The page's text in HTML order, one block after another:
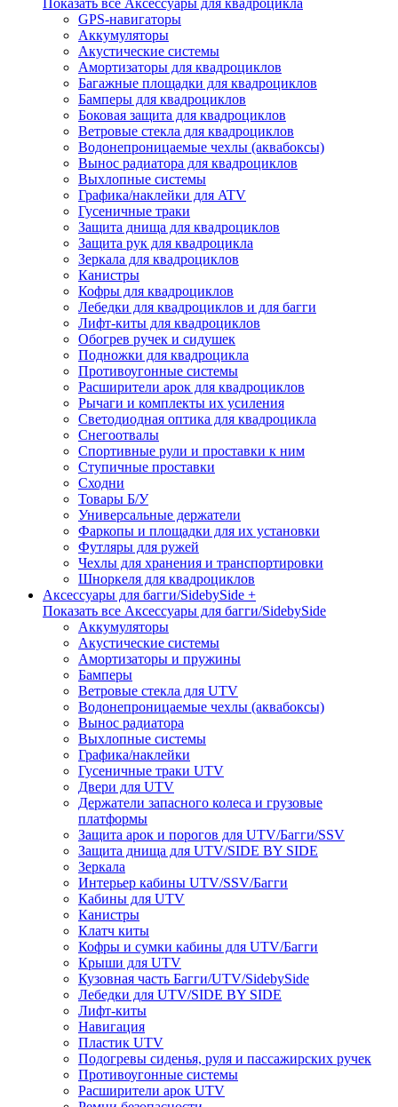
Показать все Аксессуары для квадроцикла
GPS-навигаторы
Аккумуляторы
Акустические системы
Амортизаторы для квадроциклов
Багажные площадки для квадроциклов
Бамперы для квадроциклов
Боковая защита для квадроциклов
Ветровые стекла для квадроциклов
Водонепроницаемые чехлы (аквабоксы)
Вынос радиатора для квадроциклов
Выхлопные системы
Графика/наклейки для ATV
Гусеничные траки
Защита днища для квадроциклов
Защита рук для квадроцикла
Зеркала для квадроциклов
Канистры
Кофры для квадроциклов
Лебедки для квадроциклов и для багги
Лифт-киты для квадроциклов
Обогрев ручек и сидушек
Подножки для квадроцикла
Противоугонные системы
Расширители арок для квадроциклов
Рычаги и комплекты их усиления
Светодиодная оптика для квадроцикла
Снегоотвалы
Спортивные рули и проставки к ним
Ступичные проставки
Сходни
Товары Б/У
Универсальные держатели
Фаркопы и площадки для их установки
Футляры для ружей
Чехлы для хранения и транспортировки
Шноркеля для квадроциклов
Аксессуары для багги/SidebySide +
Показать все Аксессуары для багги/SidebySide
Аккумуляторы
Акустические системы
Амортизаторы и пружины
Бамперы
Ветровые стекла для UTV
Водонепроницаемые чехлы (аквабоксы)
Вынос радиатора
Выхлопные системы
Графика/наклейки
Гусеничные траки UTV
Двери для UTV
Держатели запасного колеса и грузовые
платформы
Защита арок и порогов для UTV/Багги/SSV
Защита днища для UTV/SIDE BY SIDE
Зеркала
Интерьер кабины UTV/SSV/Багги
Кабины для UTV
Канистры
Клатч киты
Кофры и сумки кабины для UTV/Багги
Крыши для UTV
Кузовная часть Багги/UTV/SidebySide
Лебедки для UTV/SIDE BY SIDE
Лифт-киты
Навигация
Пластик UTV
Подогревы сиденья, руля и пассажирских ручек
Противоугонные системы
Расширители арок UTV